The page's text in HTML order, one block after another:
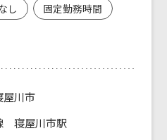
し
固定勤務時間
屋川市
寝屋川市駅